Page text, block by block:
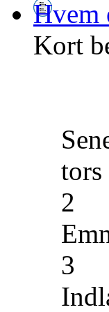
Hvem
Kort
tors
2
3